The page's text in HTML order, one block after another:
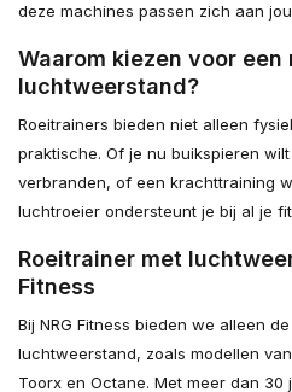
deze machines passen zich aan
Waarom kiezen voor
luchtweerstand?
Roeitrainers bieden niet alleen
praktische. Of je nu buikspieren
verbranden, of een krachttraining
luchtroeier ondersteunt je bij al je
Roeitrainer met
Fitness
Bij NRG Fitness bieden we alleen
luchtweerstand, zoals modellen
Toorx en Octane. Met meer dan 30